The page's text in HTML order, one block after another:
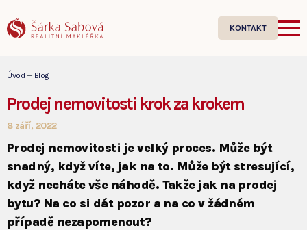
KONTAKT
Úvod — Blog
Prodej nemovitosti krok za krokem
8 září, 2022
Prodej nemovitosti je velký proces. Může být
snadný, když víte, jak na to. Může být stresující,
když necháte vše náhodě. Takže jak na prodej
bytu? Na co si dát pozor a na co v žádném
případě nezapomenout?